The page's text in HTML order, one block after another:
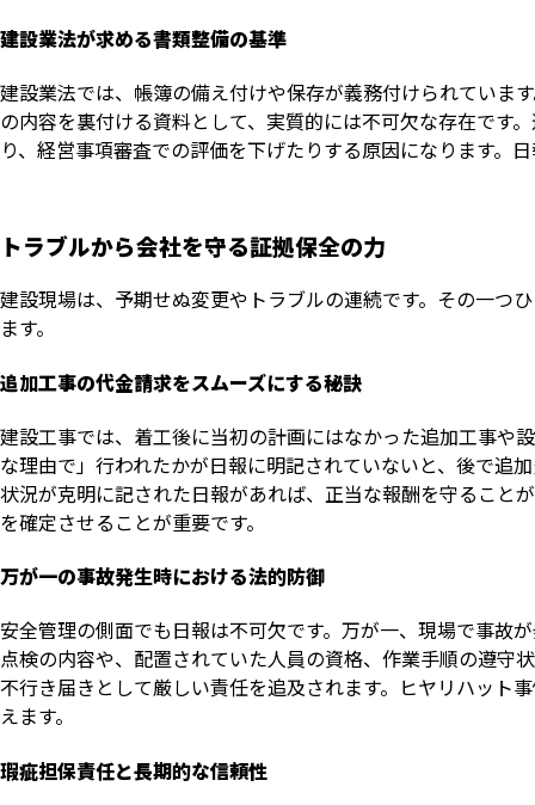
建設業法が求める書類整備の基準
建設業法では、帳簿の備え付けや保存が義務付けられていま
の内容を裏付ける資料として、実質的には不可欠な存在です
り、経営事項審査での評価を下げたりする原因になります。
トラブルから会社を守る証拠保全の力
建設現場は、予期せぬ変更やトラブルの連続です。その一つ
ます。
追加工事の代金請求をスムーズにする秘訣
建設工事では、着工後に当初の計画にはなかった追加工事や
な理由で」行われたかが日報に明記されていないと、後で追
状況が克明に記された日報があれば、正当な報酬を守ること
を確定させることが重要です。
万が一の事故発生時における法的防御
安全管理の側面でも日報は不可欠です。万が一、現場で事故
点検の内容や、配置されていた人員の資格、作業手順の遵守
不行き届きとして厳しい責任を追及されます。ヒヤリハット
えます。
瑕疵担保責任と長期的な信頼性